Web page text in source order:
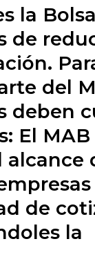
la
de
del
deben
El MAB
alcance
de
la